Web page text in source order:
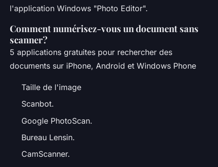
l'application Windows "Photo Editor".
Comment numérisez-vous un document sans
scanner?
5 applications gratuites pour rechercher des
documents sur iPhone, Android et Windows Phone
Taille de l'image
Scanbot.
Google PhotoScan.
Bureau Lensin.
CamScanner.